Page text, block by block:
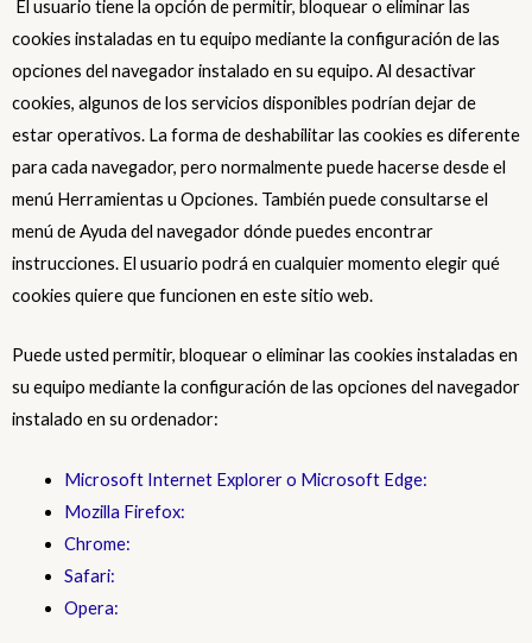
El usuario tiene la opción de permitir, bloquear o eliminar las
cookies instaladas en tu equipo mediante la configuración de las
opciones del navegador instalado en su equipo. Al desactivar
cookies, algunos de los servicios disponibles podrían dejar de
estar operativos. La forma de deshabilitar las cookies es diferente
para cada navegador, pero normalmente puede hacerse desde el
menú Herramientas u Opciones. También puede consultarse el
menú de Ayuda del navegador dónde puedes encontrar
instrucciones. El usuario podrá en cualquier momento elegir qué
cookies quiere que funcionen en este sitio web.
Puede usted permitir, bloquear o eliminar las cookies instaladas en
su equipo mediante la configuración de las opciones del navegador
instalado en su ordenador:
Microsoft Internet Explorer o Microsoft Edge:
Mozilla Firefox:
Chrome:
Safari:
Opera: